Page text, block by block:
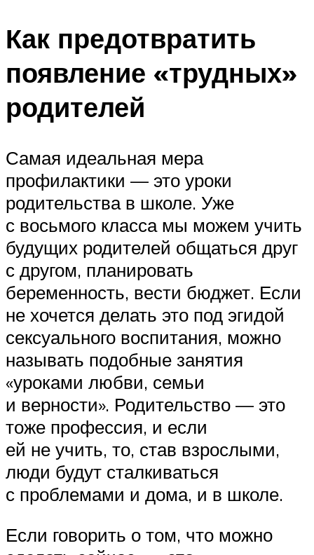
Как предотвратить
появление «трудных»
родителей
Самая идеальная мера
профилактики — это уроки
родительства в школе. Уже
с восьмого класса мы можем учить
будущих родителей общаться друг
с другом, планировать
беременность, вести бюджет. Если
не хочется делать это под эгидой
сексуального воспитания, можно
называть подобные занятия
«уроками любви, семьи
и верности». Родительство — это
тоже профессия, и если
ей не учить, то, став взрослыми,
люди будут сталкиваться
с проблемами и дома, и в школе.
Если говорить о том, что можно